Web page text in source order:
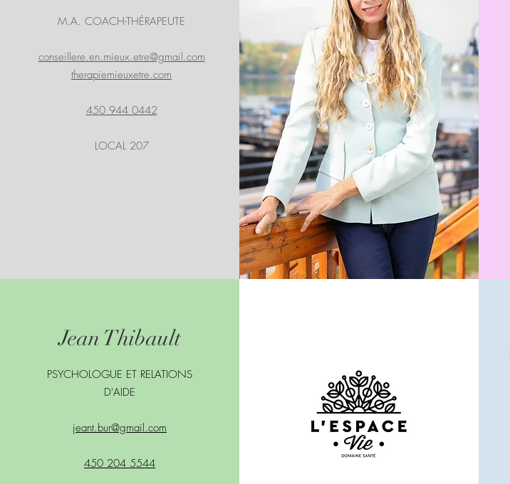
M.A. COACH-THÉRAPEUTE
conseillere.en.mieux.etre@gmail.com
therapiemieuxetre.com
450 944 0442
LOCAL 207
Jean Thibault
PSYCHOLOGUE ET RELATIONS
D'AIDE
jeant.bur@gmail.com
450 204 5544